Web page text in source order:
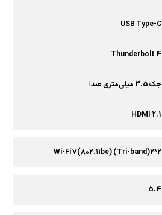
USB Type-C
Thunderbolt 4
جک 3.5 میلی‌متری صدا
HDMI 2.1
Wi-Fi ۷(۸۰۲.۱۱be) (Tri-band)۲*۲
5.4